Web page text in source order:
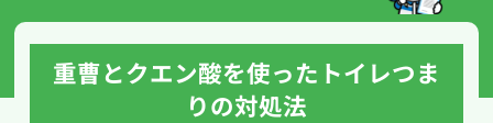
重曹とクエン酸を使ったトイレつま
りの対処法